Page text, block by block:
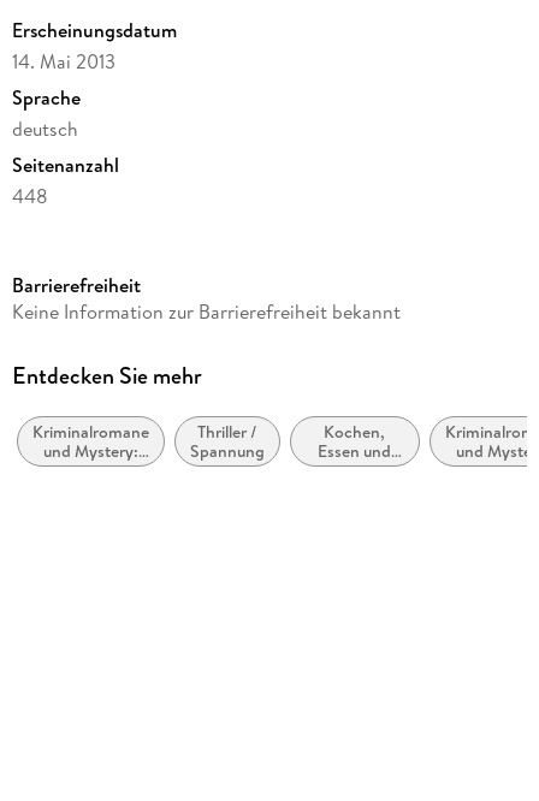
Erscheinungsdatum
14. Mai 2013
Sprache
deutsch
Seitenanzahl
448
Reihe
Autor/Autorin
Verlag/Hersteller
Piper ebooks
Barrierefreiheit
Keine Information zur Barrierefreiheit bekannt
Entdecken Sie mehr
Kriminalromane
und Mystery:
Humor
Thriller /
Spannung
Kochen,
Essen und
Trinken,
und
Cosy